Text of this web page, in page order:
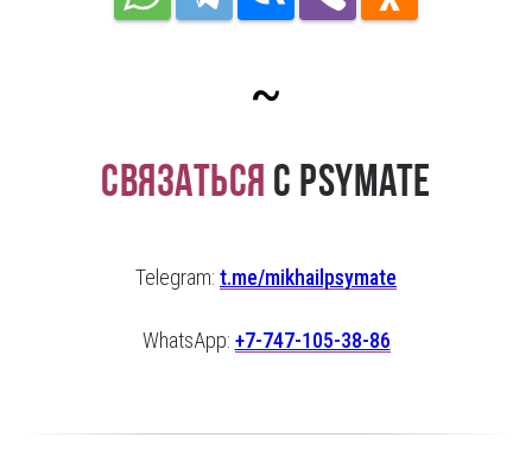
~
Связаться с PsyMate
Telegram: t.me/mikhailpsymate
WhatsApp: +7-747-105-38-86